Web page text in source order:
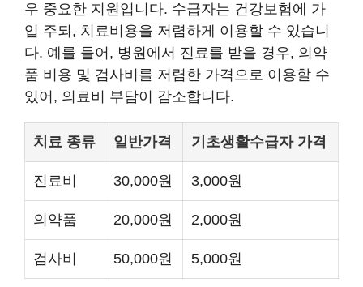
우 중요한 지원입니다. 수급자는 건강보험에 가
입 주되, 치료비용을 저렴하게 이용할 수 있습니
다. 예를 들어, 병원에서 진료를 받을 경우, 의약
품 비용 및 검사비를 저렴한 가격으로 이용할 수
있어, 의료비 부담이 감소합니다.
치료 종류 일반가격 기초생활수급자 가격
진료비 30,000원 3,000원
의약품 20,000원 2,000원
검사비 50,000원 5,000원